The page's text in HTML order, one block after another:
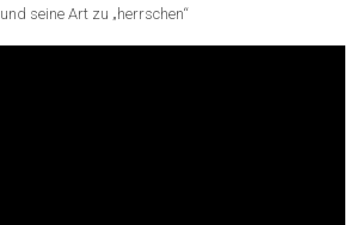
und seine Art zu „herrschen“